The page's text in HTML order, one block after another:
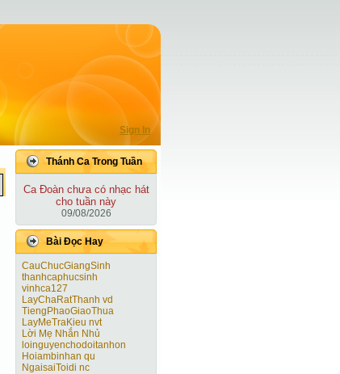
Sign In
Thánh Ca Trong Tuần
Ca Ðoàn chưa có nhạc hát
cho tuần này
09/08/2026
Bài Ðọc Hay
CauChucGiangSinh
thanhcaphucsinh
vinhca127
LayChaRatThanh vd
TiengPhaoGiaoThua
LayMeTraKieu nvt
Lời Mẹ Nhắn Nhủ
loinguyenchodoitanhon
Hoiambinhan qu
NgaisaiToidi nc